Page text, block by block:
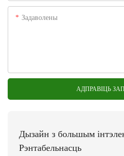
Задаволены
АДПРАВІЦЬ
Дызайн з большым
Рэнтабельнасць